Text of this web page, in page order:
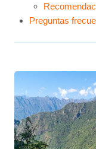
Preguntas